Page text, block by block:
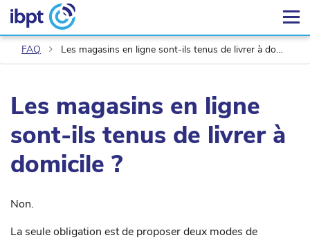
FAQ Les magasins en ligne sont-ils tenus de livrer à domicile ?
Les magasins en ligne
sont-ils tenus de livrer à
domicile ?
Non.
La seule obligation est de proposer deux modes de